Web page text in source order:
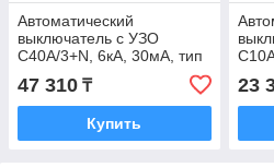
Автоматический
выключатель с УЗО
C40А/3+N, 6кА, 30мА, тип
47 310 ₸
Купить
23